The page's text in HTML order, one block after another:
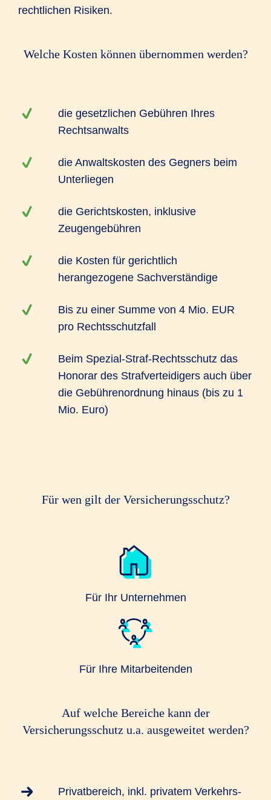
rechtlichen Risiken.
Welche Kosten können übernommen werden?
die gesetzlichen Gebühren Ihres
Rechtsanwalts
die Anwaltskosten des Gegners beim
Unterliegen
die Gerichtskosten, inklusive
Zeugengebühren
die Kosten für gerichtlich
herangezogene Sachverständige
Bis zu einer Summe von 4 Mio. EUR
pro Rechtsschutzfall
Beim Spezial-Straf-Rechtsschutz das
Honorar des Strafverteidigers auch über
die Gebührenordnung hinaus (bis zu 1
Mio. Euro)
Für wen gilt der Versicherungsschutz?
Für Ihr Unternehmen
Für Ihre Mitarbeitenden
Auf welche Bereiche kann der
Versicherungsschutz u.a. ausgeweitet werden?
Privatbereich, inkl. privatem Verkehrs-